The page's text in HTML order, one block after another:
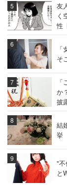
友
く
性
そ
か
披
結
挙
"不
と